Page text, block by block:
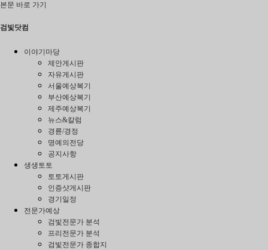
본문 바로 가기
검빛닷컴
이야기마당
제안게시판
자유게시판
서울예상복기
부산예상복기
제주예상복기
뉴스&칼럼
경륜/경정
명예의전당
공지사항
생생토토
토토게시판
인증샷게시판
경기일정
전문가예상
검빛전문가 분석
프리전문가 분석
검빛전문가 종합지